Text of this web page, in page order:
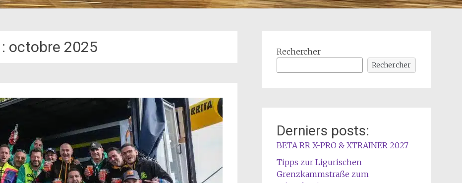
octobre 2025 Rechercher
Rechercher
Derniers posts:
BETA RR X-PRO & XTRAINER 2027
Tipps zur Ligurischen
Grenzkammstraße zum